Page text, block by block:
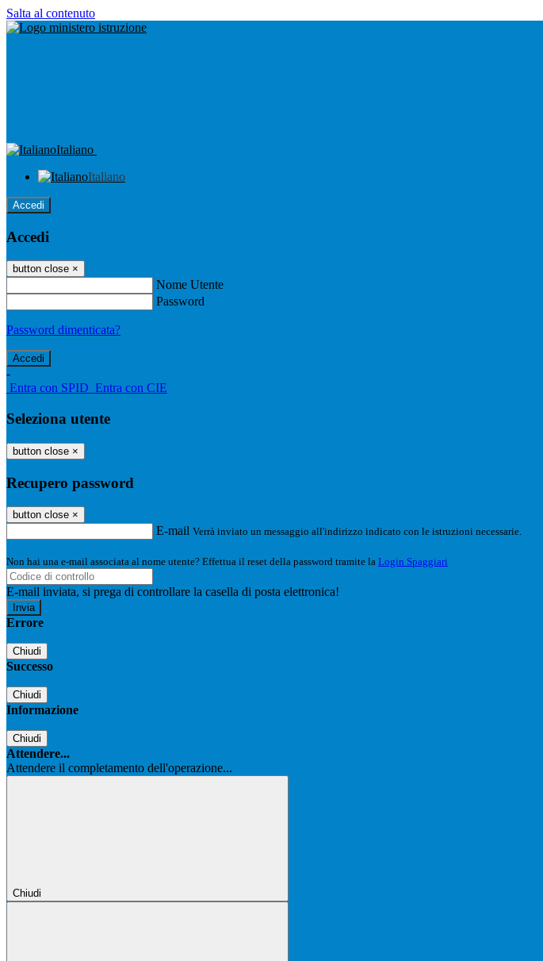
Salta al contenuto
Italiano
Italiano
Accedi
Accedi
button close ×
Nome Utente
Password
Password dimenticata?
-
Entra con SPID Entra con CIE
Seleziona utente
button close ×
Recupero password
button close ×
E-mail Verrà inviato un messaggio all'indirizzo indicato con le istruzioni necessarie.
Non hai una e-mail associata al nome utente? Effettua il reset della password tramite la Login Spaggiari
E-mail inviata, si prega di controllare la casella di posta elettronica!
Errore
Chiudi
Successo
Chiudi
Informazione
Chiudi
Attendere...
Attendere il completamento dell'operazione...
Chiudi